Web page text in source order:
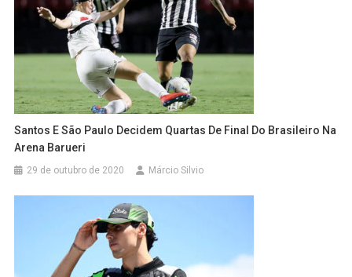
Santos E São Paulo Decidem Quartas De Final Do Brasileiro Na
Arena Barueri
29 de outubro de 2020 Márcio Silvio